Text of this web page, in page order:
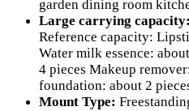
garden dining room
Large carrying capacity:
Reference capacity:
Water milk essence:
4 pieces Makeup
foundation: about 2
Mount Type: